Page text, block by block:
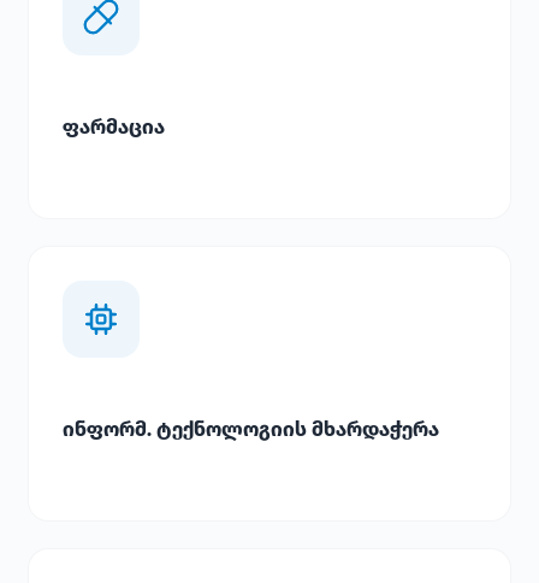
ფარმაცია
ინფორმ. ტექნოლოგიის მხარდაჭერა